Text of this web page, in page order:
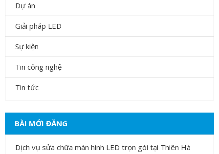
Dự án
Giải pháp LED
Sự kiện
Tin công nghệ
Tin tức
BÀI MỚI ĐĂNG
Dịch vụ sửa chữa màn hình LED trọn gói tại Thiên Hà